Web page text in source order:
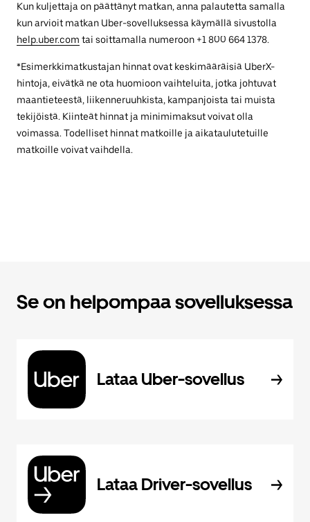
Kun kuljettaja on päättänyt matkan, anna palautetta samalla
kun arvioit matkan Uber-sovelluksessa käymällä sivustolla
help.uber.com tai soittamalla numeroon +1 800 664 1378.
*Esimerkkimatkustajan hinnat ovat keskimääräisiä UberX-
hintoja, eivätkä ne ota huomioon vaihteluita, jotka johtuvat
maantieteestä, liikenneruuhkista, kampanjoista tai muista
tekijöistä. Kiinteät hinnat ja minimimaksut voivat olla
voimassa. Todelliset hinnat matkoille ja aikataulutetuille
matkoille voivat vaihdella.
Se on helpompaa sovelluksessa
Lataa Uber-sovellus
Lataa Driver-sovellus